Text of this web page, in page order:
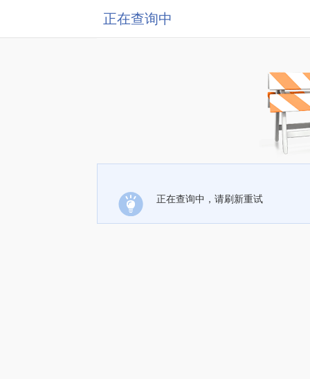
正在查询中
正在查询中，请刷新重试